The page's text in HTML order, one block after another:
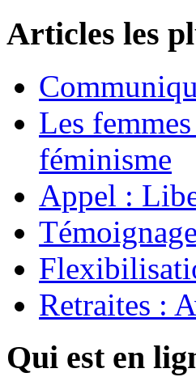
Articles les
Les
féminisme
Appel :
Retraites :
Qui est en